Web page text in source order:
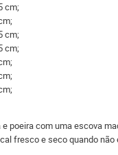
cm;
cm;
cm;
e poeira com uma escova
fresco e seco quando